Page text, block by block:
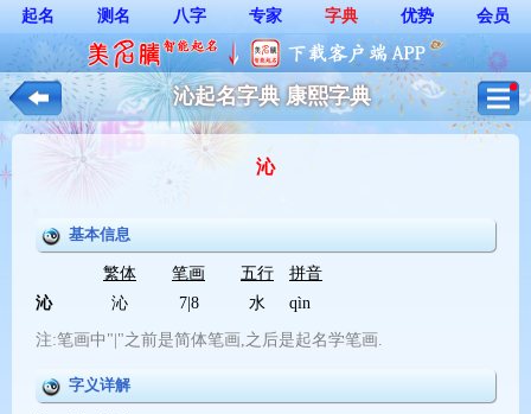
起名 测名 八字 专家 字典 优势 会员
沁起名字典 康熙字典
沁
基本信息
繁体 笔画 五行
拼音
沁
沁 7|8 水 qìn
注:笔画中"|"之前是简体笔画,之后是起名学笔画.
字义详解